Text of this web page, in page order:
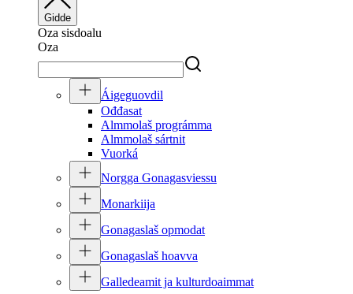
Gidde
Oza sisdoalu
Oza
Áigeguovdil
Ođđasat
Almmolaš prográmma
Almmolaš sártnit
Vuorká
Norgga Gonagasviessu
Monarkiija
Gonagaslaš opmodat
Gonagaslaš hoavva
Galledeamit ja kulturdoaimmat